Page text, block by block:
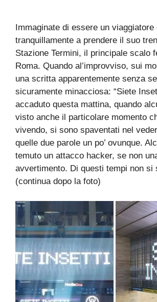
Immaginate di essere un viaggiatore
tranquillamente a prendere il suo
Stazione Termini, il principale scalo
Roma. Quando al’improvviso, sui
una scritta apparentemente senza
sicuramente minacciosa: “Siete
accaduto questa mattina, quando
visto anche il particolare momento
vivendo, si sono spaventati nel
quelle due parole un po’ ovunque.
temuto un attacco hacker, se non
avvertimento. Di questi tempi non si
(continua dopo la foto)